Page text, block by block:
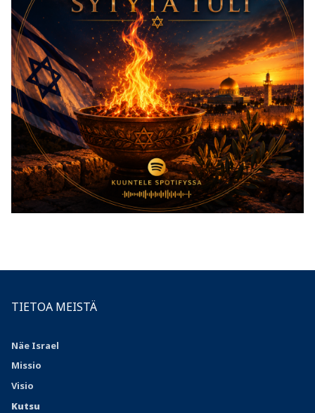
TIETOA MEISTÄ
Näe Israel
Missio
Visio
Kutsu